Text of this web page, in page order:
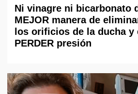
Ni vinagre ni bicarbonato
MEJOR manera de
los orificios de la ducha y
PERDER presión